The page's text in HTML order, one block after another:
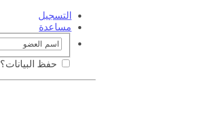
التسجيل
مساعدة
حفظ البيانات؟